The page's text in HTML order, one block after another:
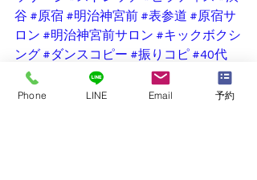
谷 #原宿 #明治神宮前 #表参道 #原宿サ
ロン #明治神宮前サロン #キックボクシ
ング #ダンスコピー #振りコピ #40代
スタジオNEWS
身体メンテナンス
Phone LINE Email 予約